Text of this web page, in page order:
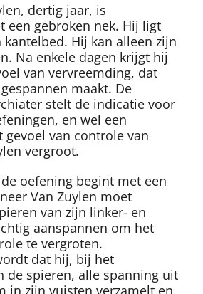
dertig jaar, is
een gebroken nek. Hij ligt
kantelbed. Hij kan alleen zijn
Na enkele dagen krijgt hij
van vervreemding, dat
maakt. De
stelt de indicatie voor
en wel een
gevoel van controle van
vergroot.
oefening begint met een
Van Zuylen moet
van zijn linker- en
aanspannen om het
te vergroten.
dat hij, bij het
de spieren, alle spanning uit
in zijn vuisten verzamelt en